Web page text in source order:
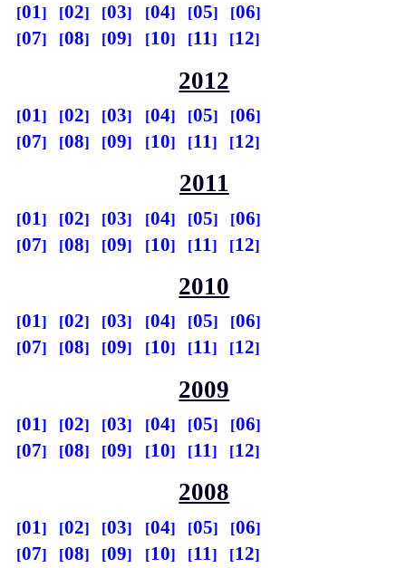
01 02 03 04 05
06
07
08 09 10 11 12
2012
01 02 03 04 05
06
07
08 09 10 11 12
2011
01 02 03 04 05
06
07
08 09 10 11 12
2010
01 02 03 04 05
06
07
08 09 10 11 12
2009
01 02 03 04 05
06
07
08 09 10 11 12
2008
01 02 03 04 05
06
07
08 09 10 11 12